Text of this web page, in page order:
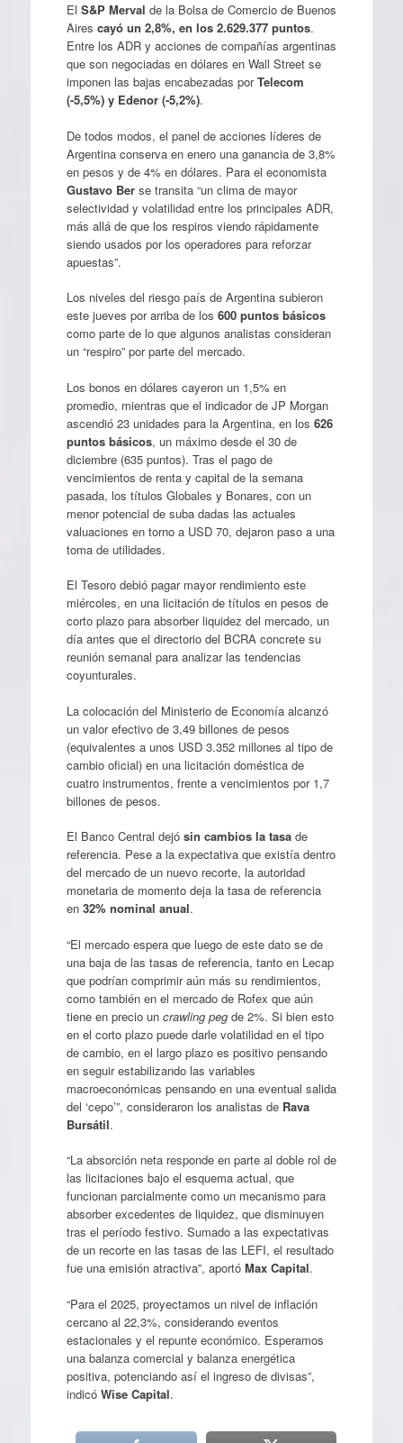
El S&P Merval de la Bolsa de Comercio de Buenos
Aires cayó un 2,8%, en los 2.629.377 puntos.
Entre los ADR y acciones de compañías argentinas
que son negociadas en dólares en Wall Street se
imponen las bajas encabezadas porTelecom
(-5,5%) y Edenor (-5,2%).
De todos modos, el panel de acciones líderes de
Argentina conserva en enero una ganancia de 3,8%
en pesos y de 4% en dólares. Para el economista
Gustavo Ber se transita “un clima de mayor
selectividad y volatilidad entre los principales ADR,
más allá de que los respiros viendo rápidamente
siendo usados por los operadores para reforzar
apuestas”.
Los niveles del riesgo país de Argentina subieron
este jueves por arriba de los 600 puntos básicos
como parte de lo que algunos analistas consideran
un “respiro” por parte del mercado.
Los bonos en dólares cayeron un 1,5% en
promedio, mientras que el indicador de JP Morgan
ascendió 23 unidades para la Argentina, en los 626
puntos básicos, un máximo desde el 30 de
diciembre (635 puntos). Tras el pago de
vencimientos de renta y capital de la semana
pasada, los títulos Globales y Bonares, con un
menor potencial de suba dadas las actuales
valuaciones en torno a USD 70, dejaron paso a una
toma de utilidades.
El Tesoro debió pagar mayor rendimiento este
miércoles, en una licitación de títulos en pesos de
corto plazo para absorber liquidez del mercado, un
día antes que el directorio del BCRA concrete su
reunión semanal para analizar las tendencias
coyunturales.
La colocación del Ministerio de Economía alcanzó
un valor efectivo de 3,49 billones de pesos
(equivalentes a unos USD 3.352 millones al tipo de
cambio oficial) en una licitación doméstica de
cuatro instrumentos, frente a vencimientos por 1,7
billones de pesos.
El Banco Central dejó sin cambios la tasade
referencia. Pese a la expectativa que existía dentro
del mercado de un nuevo recorte, la autoridad
monetaria de momento deja la tasa de referencia
en 32% nominal anual.
“El mercado espera que luego de este dato se de
una baja de las tasas de referencia, tanto en Lecap
que podrían comprimir aún más su rendimientos,
como también en el mercado de Rofex que aún
tiene en precio un crawling pegde 2%. Si bien esto
en el corto plazo puede darle volatilidad en el tipo
de cambio, en el largo plazo es positivo pensando
en seguir estabilizando las variables
macroeconómicas pensando en una eventual salida
del ‘cepo’”, consideraron los analistas deRava
Bursátil.
“La absorción neta responde en parte al doble rol de
las licitaciones bajo el esquema actual, que
funcionan parcialmente como un mecanismo para
absorber excedentes de liquidez, que disminuyen
tras el período festivo. Sumado a las expectativas
de un recorte en las tasas de las LEFI, el resultado
fue una emisión atractiva”, aportó Max Capital.
“Para el 2025, proyectamos un nivel de inflación
cercano al 22,3%, considerando eventos
estacionales y el repunte económico. Esperamos
una balanza comercial y balanza energética
positiva, potenciando así el ingreso de divisas”,
indicó Wise Capital.